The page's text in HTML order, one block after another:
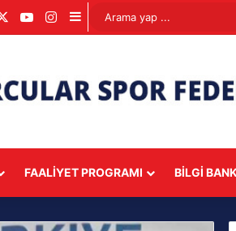
YouTubeInstagram
Kenar Bölmesi
FAALIYET PROGRAMI BILGI